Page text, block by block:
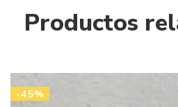
Productos
-45%